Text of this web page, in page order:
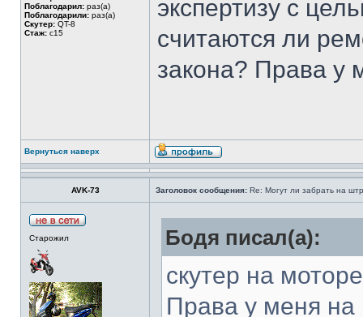
Поблагодарил: раз(а)
Поблагодарили: раз(а)
Скутер: QT-8
Стаж: с15
экспертизу с
считаются ли
закона? Права у
Вернуться наверх
AVK-73 Заголовок сообщения: Re: Могут ли забрать на
Старожил Бодя писал(а):
скутер на
Права у меня на